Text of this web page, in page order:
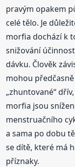
pravým opakem
celé tělo. Je
morfia dochází k
snižování
dávku. Člověk
mohou
„zhuntované“
morfia jsou
menstruačního
a sama po dobu
se dítě, které má
příznaky.